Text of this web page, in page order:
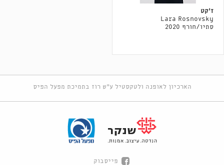
ז׳קט
Lara Rosnovsky
סתיו/חורף 2020
הארכיון לאופנה ולטקסטיל ע"ש רוז בתמיכת מפעל הפיס
פייסבוק